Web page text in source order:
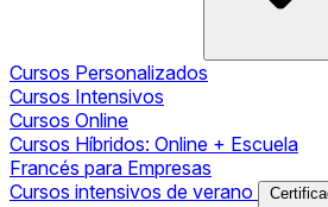
Cursos Personalizados
Cursos Intensivos
Cursos Online
Cursos Híbridos: Online + Escuela
Francés para Empresas
Cursos intensivos de verano